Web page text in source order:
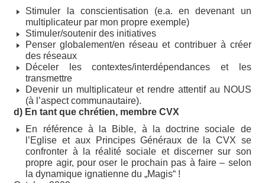
Stimuler la conscientisation (e.a. en devenant un
multiplicateur par mon propre exemple)
Stimuler/soutenir des initiatives
Penser globalement/en réseau et contribuer à créer
des réseaux
Déceler les contextes/interdépendances et les
transmettre
Devenir un multiplicateur et rendre attentif au NOUS
(à l’aspect communautaire).
d) En tant que chrétien, membre CVX
En référence à la Bible, à la doctrine sociale de
l’Eglise et aux Principes Généraux de la CVX se
confronter à la réalité sociale et discerner sur son
propre agir, pour oser le prochain pas à faire – selon
la dynamique ignatienne du „Magis“ !